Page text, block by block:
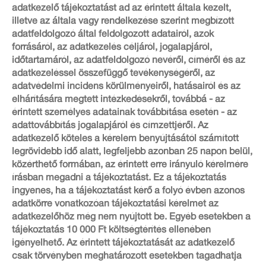
adatkezelő tájékoztatást ad az érintett általa kezelt,
illetve az általa vagy rendelkezése szerint megbízott
adatfeldolgozó által feldolgozott adatairól, azok
forrásáról, az adatkezelés céljáról, jogalapjáról,
időtartamáról, az adatfeldolgozó nevéről, címéről és az
adatkezeléssel összefüggő tevékenységéről, az
adatvédelmi incidens körülményeiről, hatásairól és az
elhárítására megtett intézkedésekről, továbbá - az
érintett személyes adatainak továbbítása esetén - az
adattovábbítás jogalapjáról és címzettjéről. Az
adatkezelő köteles a kérelem benyújtásától számított
legrövidebb idő alatt, legfeljebb azonban 25 napon belül,
közérthető formában, az érintett erre irányuló kérelmére
írásban megadni a tájékoztatást. Ez a tájékoztatás
ingyenes, ha a tájékoztatást kérő a folyó évben azonos
adatkörre vonatkozóan tájékoztatási kérelmet az
adatkezelőhöz még nem nyújtott be. Egyéb esetekben a
tájékoztatás 10 000 Ft költségtérítés ellenében
igényelhető. Az érintett tájékoztatását az adatkezelő
csak törvényben meghatározott esetekben tagadhatja